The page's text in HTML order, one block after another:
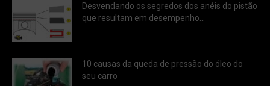
Desvendando os segredos dos anéis do pistão
que resultam em desempenho...
10 causas da queda de pressão do óleo do
seu carro